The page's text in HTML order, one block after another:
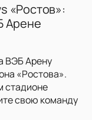
«Ростов»:
Арене
ВЭБ Арену
«Ростова».
стадионе
свою команду